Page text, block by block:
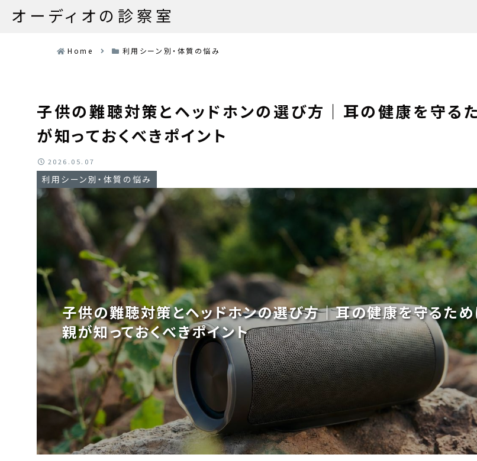
オーディオの診察室
Home 利用シーン別・体質の悩み
子供の難聴対策とヘッドホンの選び方｜耳の健康を守る
が知っておくべきポイント
子供の難聴対策とヘッドホンの選び方｜耳の健康を守るた
親が知っておくべきポイント
利用シーン別・体質の悩み
2026.05.07